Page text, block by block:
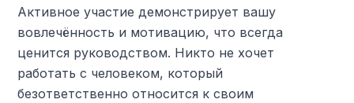
Активное участие демонстрирует вашу
вовлечённость и мотивацию, что всегда
ценится руководством. Никто не хочет
работать с человеком, который
безответственно относится к своим